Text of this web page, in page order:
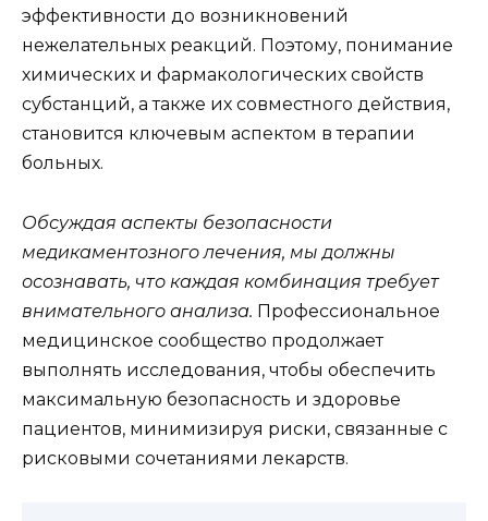
эффективности до возникновений
нежелательных реакций. Поэтому, понимание
химических и фармакологических свойств
субстанций, а также их совместного действия,
становится ключевым аспектом в терапии
больных.
Обсуждая аспекты безопасности
медикаментозного лечения, мы должны
осознавать, что каждая комбинация требует
внимательного анализа. Профессиональное
медицинское сообщество продолжает
выполнять исследования, чтобы обеспечить
максимальную безопасность и здоровье
пациентов, минимизируя риски, связанные с
рисковыми сочетаниями лекарств.